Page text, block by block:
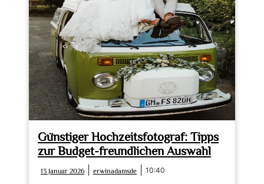
Hochzeit
Günstiger Hochzeitsfotograf: Tipps
zur Budget-freundlichen Auswahl
13 Januar 2026
Januar
erwinadamsde erwinadamsde
10:40